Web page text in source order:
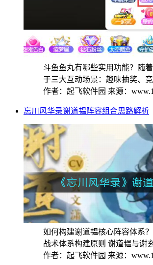
斗鱼鱼丸有哪些实用功能？随
于三大互动场景：趣味抽奖、
作者：起飞软件园 来源：
忘川风华录谢道韫阵容组合思路解析
如何构建谢道韫核心阵容体系
战术体系构建原则 谢道韫与谢
作者：起飞软件园 来源：